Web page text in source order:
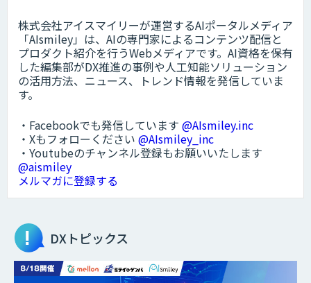
株式会社アイスマイリーが運営するAIポータルメディア
「AIsmiley」は、AIの専門家によるコンテンツ配信と
プロダクト紹介を行うWebメディアです。AI資格を保有
した編集部がDX推進の事例や人工知能ソリューション
の活用方法、ニュース、トレンド情報を発信していま
す。
・Facebookでも発信しています @AIsmiley.inc
・Xもフォローください @AIsmiley_inc
・Youtubeのチャンネル登録もお願いいたします
@aismiley
メルマガに登録する
DXトピックス